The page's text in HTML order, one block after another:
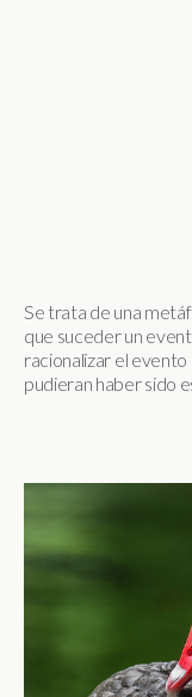
Se trata de una
que suceder un
racionalizar el
pudieran haber sido